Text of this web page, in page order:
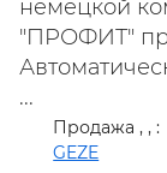
немецкой
"ПРОФИТ"
...
Продажа , , :
GEZE